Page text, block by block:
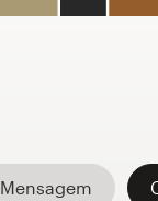
Mensagem